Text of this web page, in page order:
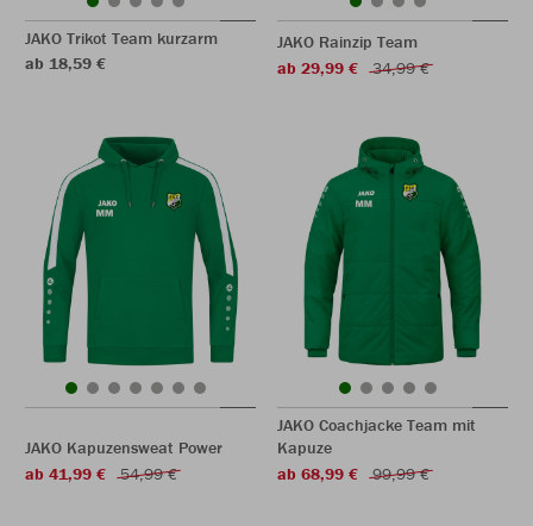
JAKO Trikot Team kurzarm
ab 18,59 €
JAKO Rainzip Team
ab 29,99 €
34,99 €
JAKO Kapuzensweat Power
ab 41,99 €
54,99 €
JAKO Coachjacke Team mit
Kapuze
ab 68,99 €
99,99 €